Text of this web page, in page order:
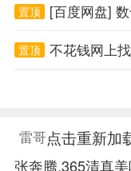
置顶 [百度网盘] 数千个
置顶 不花钱网上找餐
邀请朋友注
雷哥点击重新加
张奔腾.365清真